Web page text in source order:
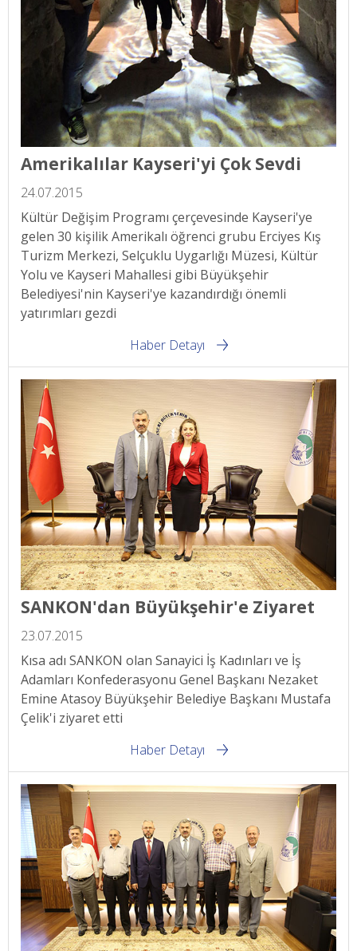
Amerikalılar Kayseri'yi Çok Sevdi
24.07.2015
Kültür Değişim Programı çerçevesinde Kayseri'ye
gelen 30 kişilik Amerikalı öğrenci grubu Erciyes Kış
Turizm Merkezi, Selçuklu Uygarlığı Müzesi, Kültür
Yolu ve Kayseri Mahallesi gibi Büyükşehir
Belediyesi'nin Kayseri'ye kazandırdığı önemli
yatırımları gezdi
Haber Detayı
SANKON'dan Büyükşehir'e Ziyaret
23.07.2015
Kısa adı SANKON olan Sanayici İş Kadınları ve İş
Adamları Konfederasyonu Genel Başkanı Nezaket
Emine Atasoy Büyükşehir Belediye Başkanı Mustafa
Çelik'i ziyaret etti
Haber Detayı